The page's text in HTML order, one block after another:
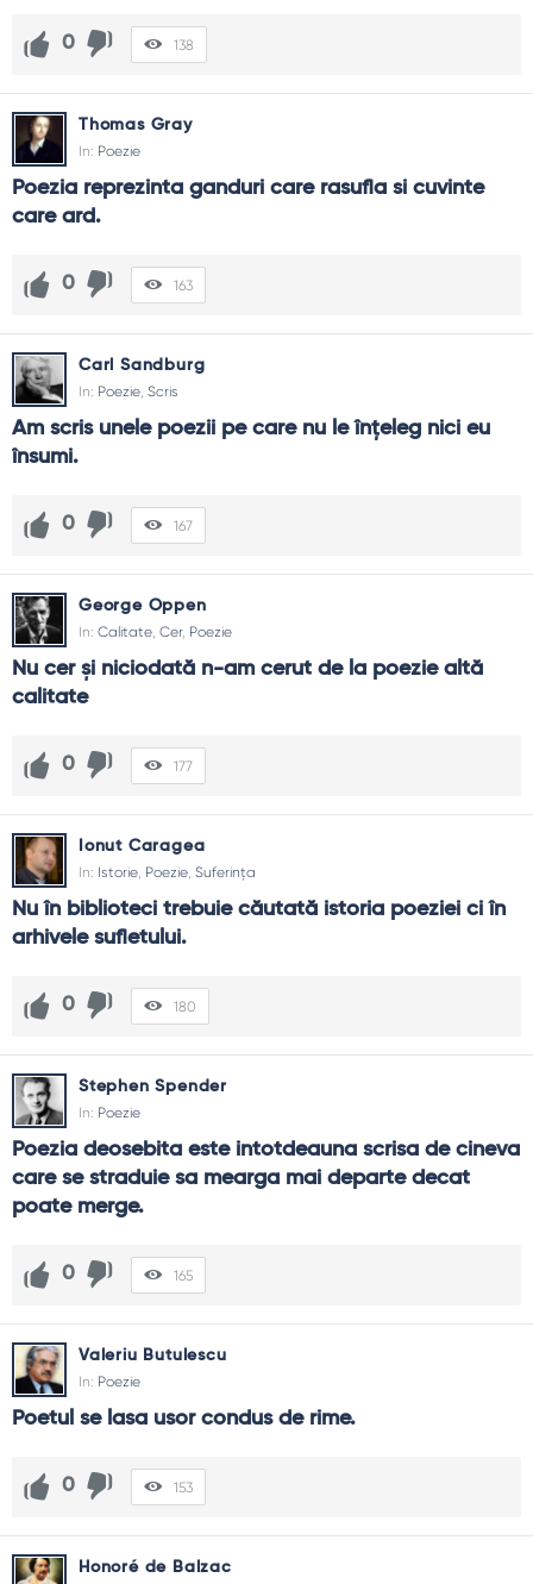
0 138
Thomas Gray
In: Poezie
Poezia reprezinta ganduri care rasufla si cuvinte
care ard.
0 163
Carl Sandburg
In: Poezie, Scris
Am scris unele poezii pe care nu le înţeleg nici eu
însumi.
0 167
George Oppen
In: Calitate, Cer, Poezie
Nu cer şi niciodată n-am cerut de la poezie altă
calitate
0 177
Ionut Caragea
In: Istorie, Poezie, Suferința
Nu în biblioteci trebuie căutată istoria poeziei ci în
arhivele sufletului.
0 180
Stephen Spender
In: Poezie
Poezia deosebita este intotdeauna scrisa de cineva
care se straduie sa mearga mai departe decat
poate merge.
0 165
Valeriu Butulescu
In: Poezie
Poetul se lasa usor condus de rime.
0 153
Honoré de Balzac